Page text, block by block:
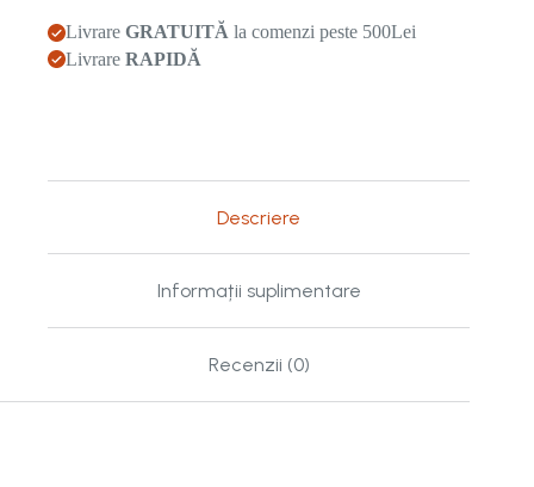
Livrare GRATUITĂ la comenzi peste 500Lei
Livrare RAPIDĂ
Descriere
Informații suplimentare
Recenzii (0)